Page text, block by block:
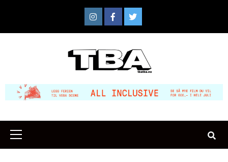
content
InstagramFacebook
Twitter
Primary
Menu